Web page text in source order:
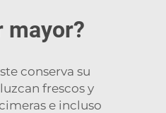
mayor?
conserva su
frescos y
e incluso